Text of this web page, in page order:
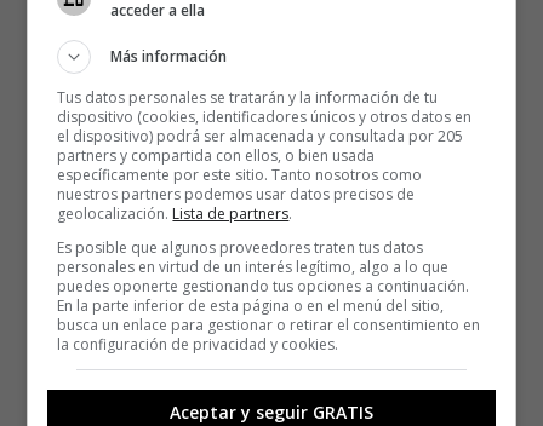
acceder a ella
Más información
Tus datos personales se tratarán y la información de tu
dispositivo (cookies, identificadores únicos y otros datos en
el dispositivo) podrá ser almacenada y consultada por 205
partners y compartida con ellos, o bien usada
específicamente por este sitio. Tanto nosotros como
nuestros partners podemos usar datos precisos de
geolocalización. Lista de partners.
Es posible que algunos proveedores traten tus datos
personales en virtud de un interés legítimo, algo a lo que
puedes oponerte gestionando tus opciones a continuación.
En la parte inferior de esta página o en el menú del sitio,
busca un enlace para gestionar o retirar el consentimiento en
la configuración de privacidad y cookies.
Aceptar y seguir GRATIS